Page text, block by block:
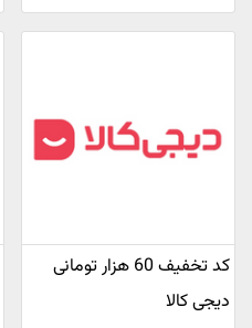
کد تخفیف 60 هزار تومانی
دیجی کالا